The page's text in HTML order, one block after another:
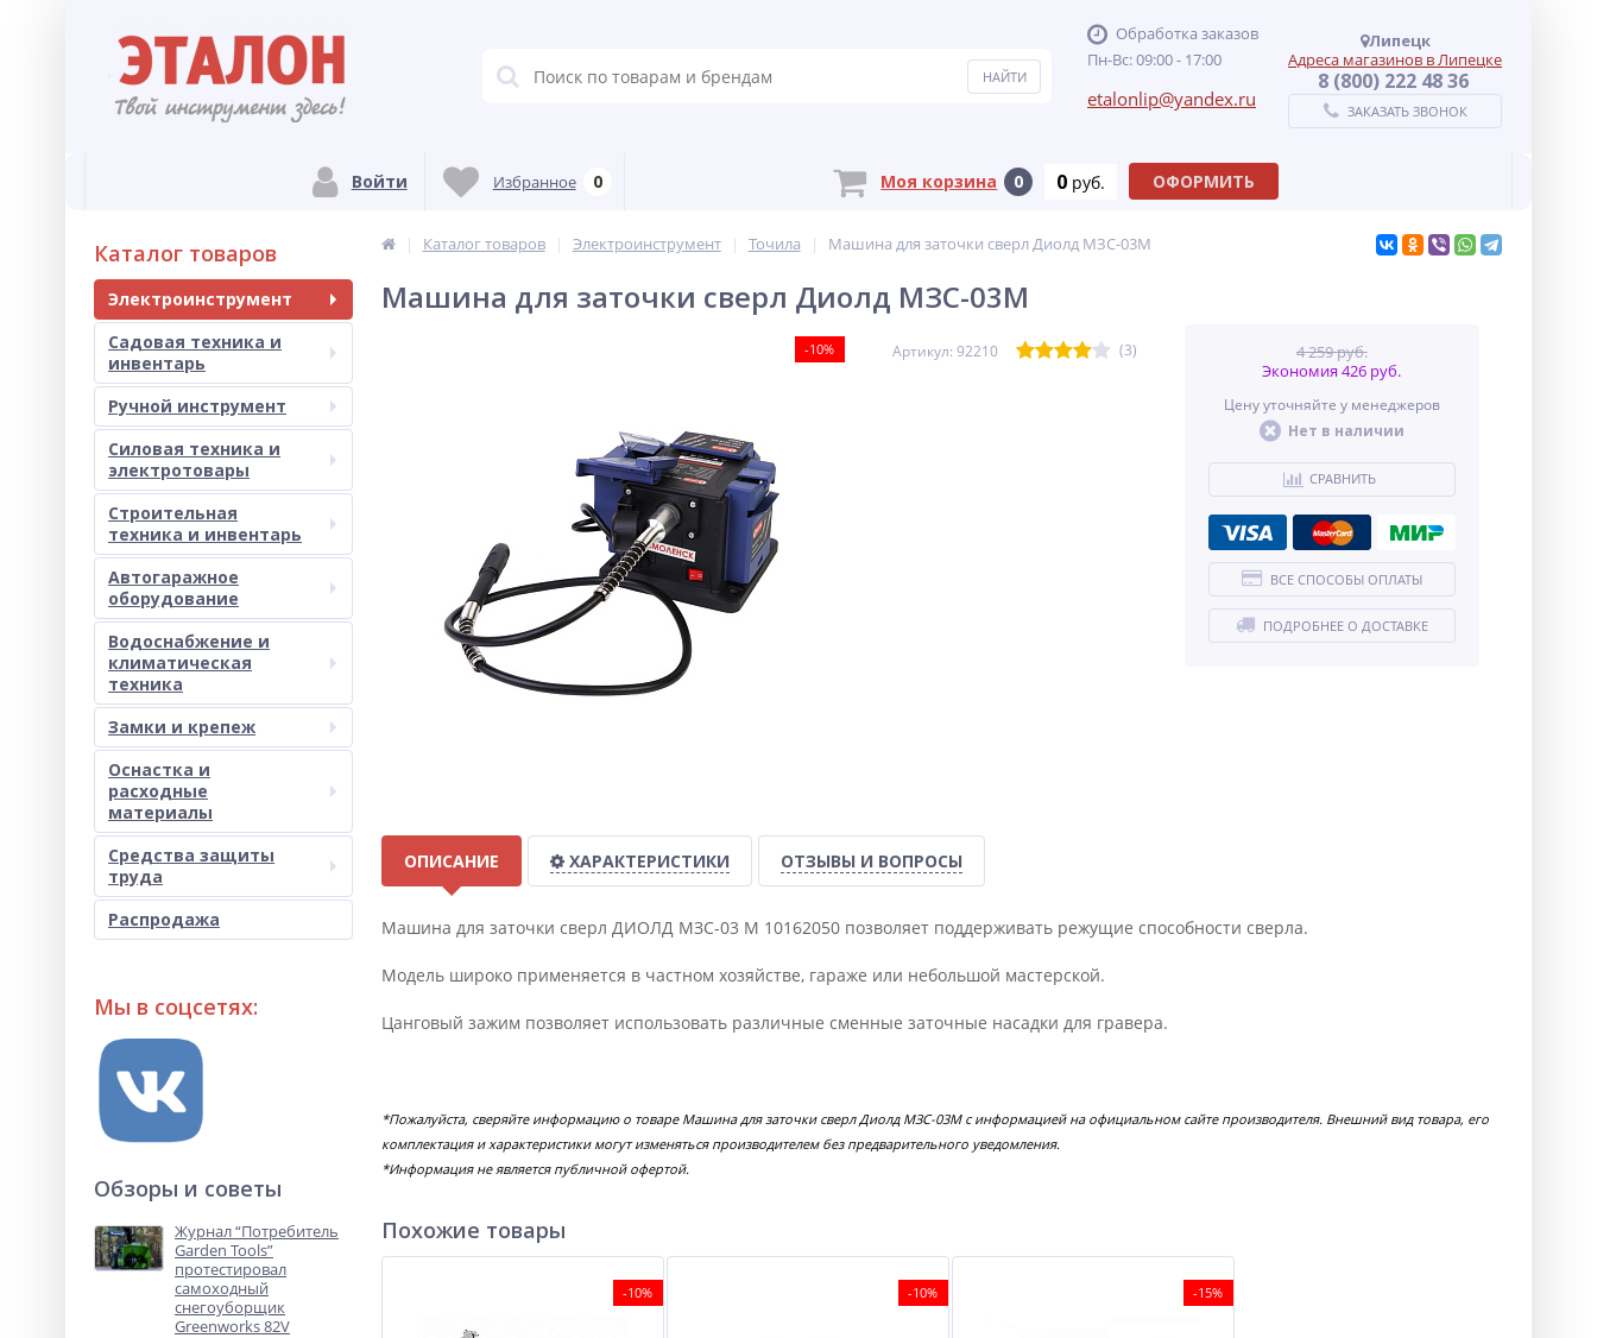
Обработка заказов
Пн-Вс: 09:00 - 17:00
etalonlip@yandex.ru
Липецк
Адреса магазинов в Липецке
8 (800) 222 48 36
ЗАКАЗАТЬ ЗВОНОК
Войти Избранное 0 Моя корзина 0 0 руб. ОФОРМИТЬ
Каталог товаров
Электроинструмент
Садовая техника и
инвентарь
Ручной инструмент
Силовая техника и
электротовары
Строительная
техника и инвентарь
Автогаражное
оборудование
Водоснабжение и
климатическая
техника
Замки и крепеж
Оснастка и
расходные
материалы
Средства защиты
труда
Распродажа
Мы в соцсетях:
Обзоры и советы
Журнал “Потребитель
Garden Tools”
протестировал
самоходный
снегоуборщик
Greenworks 82V
Каталог товаров Электроинструмент Точила Машина для заточки сверл Диолд МЗС-03М
Машина для заточки сверл Диолд МЗС-03М
-10% Артикул: 92210 (3)
4 259 руб.
Экономия 426 руб.
Цену уточняйте у менеджеров
Нет в наличии
СРАВНИТЬ
ВСЕ СПОСОБЫ ОПЛАТЫ
ПОДРОБНЕЕ О ДОСТАВКЕ
ОПИСАНИЕ ХАРАКТЕРИСТИКИ ОТЗЫВЫ И ВОПРОСЫ
Машина для заточки сверл ДИОЛД МЗС-03 М 10162050 позволяет поддерживать режущие способности сверла.
Модель широко применяется в частном хозяйстве, гараже или небольшой мастерской.
Цанговый зажим позволяет использовать различные сменные заточные насадки для гравера.
*Пожалуйста, сверяйте информацию о товаре Машина для заточки сверл Диолд МЗС-03М с информацией на официальном сайте производителя. Внешний вид товара, его
комплектация и характеристики могут изменяться производителем без предварительного уведомления.
*Информация не является публичной офертой.
Похожие товары
-10% -10% -15%